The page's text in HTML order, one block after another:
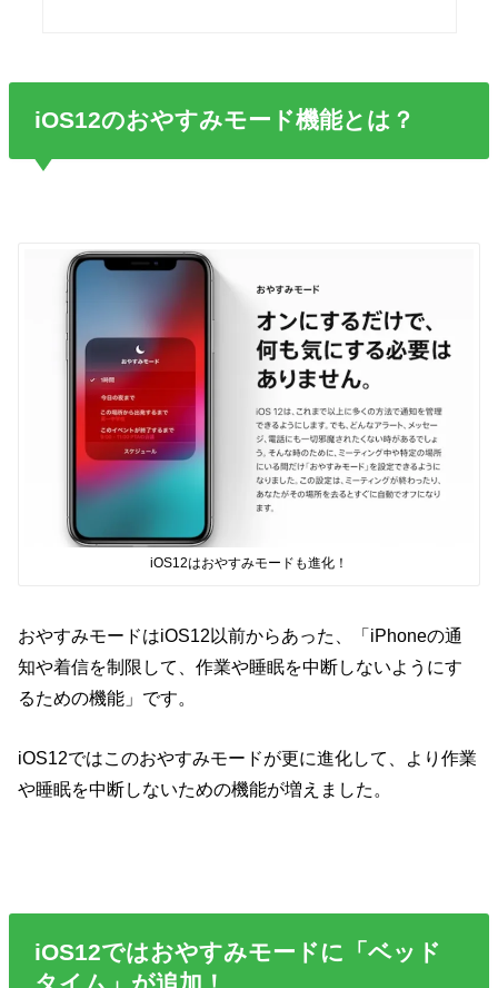
iOS12のおやすみモード機能とは？
iOS12はおやすみモードも進化！
おやすみモードはiOS12以前からあった、「iPhoneの通
知や着信を制限して、作業や睡眠を中断しないようにす
るための機能」です。
iOS12ではこのおやすみモードが更に進化して、より作業
や睡眠を中断しないための機能が増えました。
iOS12ではおやすみモードに「ベッド
タイム」が追加！